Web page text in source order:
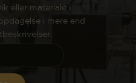
eller materiale i
i mere end